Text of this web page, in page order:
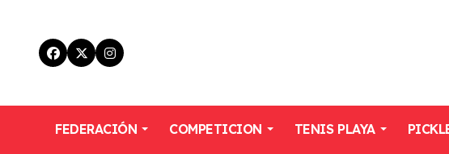
content
FEDERACIÓN COMPETICION TENIS PLAYA